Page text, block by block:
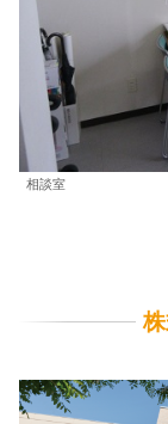
相談室